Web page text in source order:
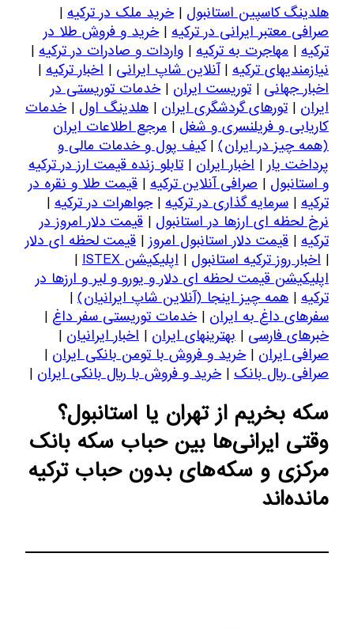
هلدینگ کاسپین استانبول |خرید ملک در ترکیه |
صرافی معتبر ایرانی در ترکیه |خرید و فروش طلا در
ترکیه | مهاجرت به ترکیه | واردات و صادرات در ترکیه |
نیازمندیهای ترکیه |آنلاین شاپ ایرانی | اخبار ترکیه |
اخبار جهانی | توریست ایران |خدمات توریستی در
ایران | تورهای گردشگری ایران | هلدینگ اول |خدمات
کاریابی و فریلنسری و شغل | مرجع اطلاعات ایران
(همه چیز در ایران) |کیف پول و خدمات مالی و
پرداخت یار | اخبار ایران | تابلو زنده قیمت ارز در ترکیه
و استانبول | صرافی آنلاین ترکیه | قیمت طلا و نقره در
ترکیه | سرمایه گذاری در ترکیه |جواهرات در ترکیه |
نرخ لحظه ای ارزها در استانبول | قیمت دلار امروز در
ترکیه | قیمت دلار استانبول امروز | قیمت لحظه ای دلار
| اخبار روز ترکیه استانبول | اپلیکیشن ISTEX
|
اپلیکیشن قیمت لحظه ای دلار و یورو و لیر و ارزها در
ترکیه | همه چیز اینجا (آنلاین شاپ ایرانیان) |
سفرهای داغ به ایران |خدمات توریستی سفر داغ |
خبرهای فارسی | بهترینهای ایران | اخبار ایرانیان |
صرافی ایران |خرید و فروش با تومن بانکی ایران |
صرافی ریال بانک |خرید و فروش با ریال بانکی ایران |
سکه بخریم از تهران یا استانبول؟
وقتی ایرانی‌ها بین حباب سکه بانک
مرکزی و سکه‌های بدون حباب ترکیه
مانده‌اند